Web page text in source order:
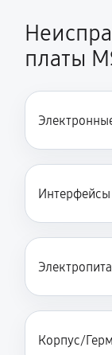
платы
Интерфейсы
Корпус/